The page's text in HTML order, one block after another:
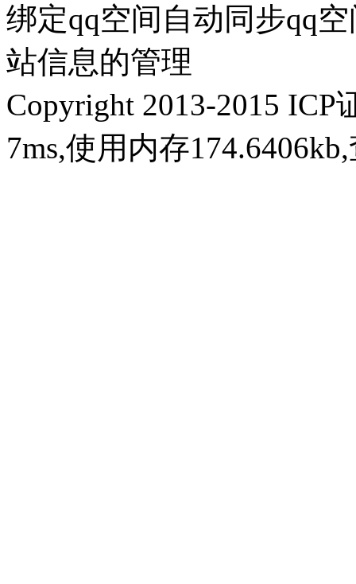
绑定qq空间自动同步qq
站信息的管理
Copyright 2013-2015 ICP
7ms,使用内存